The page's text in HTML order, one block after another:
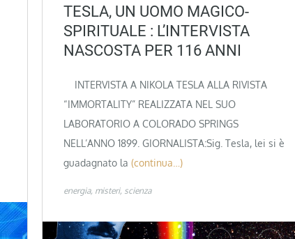
TESLA, UN UOMO MAGICO-
SPIRITUALE : L’INTERVISTA
NASCOSTA PER 116 ANNI
INTERVISTA A NIKOLA TESLA ALLA RIVISTA
“IMMORTALITY” REALIZZATA NEL SUO
LABORATORIO A COLORADO SPRINGS
NELL’ANNO 1899. GIORNALISTA:Sig. Tesla, lei si è
guadagnato la (continua…)
energia misteri scienza